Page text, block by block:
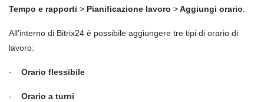
Tempo e rapporti > Pianificazione lavoro >Aggiungi orario.
All’interno di Bitrix24 è possibile aggiungere tre tipi di orario di
lavoro:
- Orario flessibile
- Orario a turni